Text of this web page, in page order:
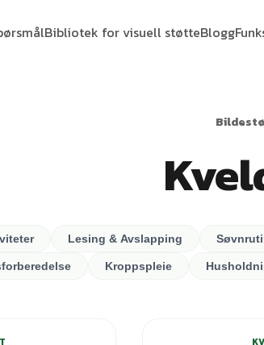
Bibliotek for visuell støtteBlogg
Lesing & Avslapping
Kroppspleie